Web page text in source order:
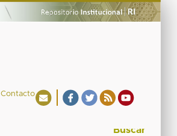
Contacto
Buscar